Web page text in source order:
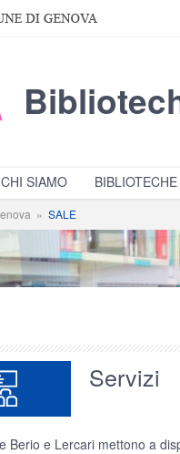
CHI SIAMO BIBLIOTECHE
» SALE
Servizi
Berio e Lercari mettono a